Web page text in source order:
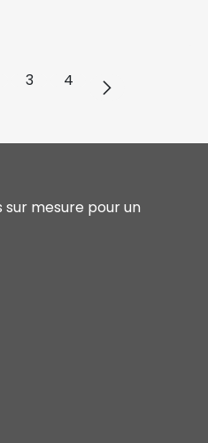
3 4
sur mesure pour un